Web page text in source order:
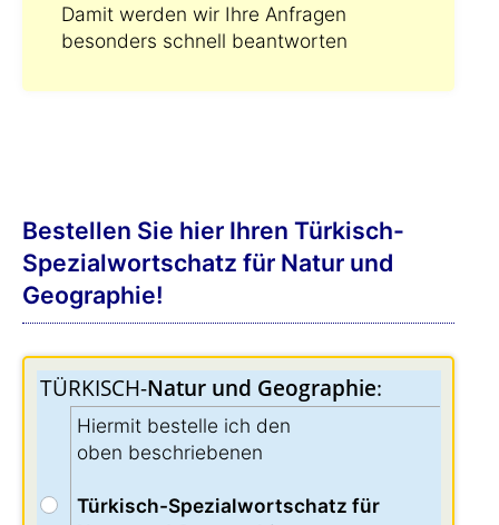
Damit werden wir Ihre Anfragen
besonders schnell beantworten
Bestellen Sie hier Ihren Türkisch-
Spezialwortschatz für Natur und
Geographie!
TÜRKISCH-Natur und Geographie:
Hiermit bestelle ich den
oben beschriebenen
Türkisch-Spezialwortschatz für